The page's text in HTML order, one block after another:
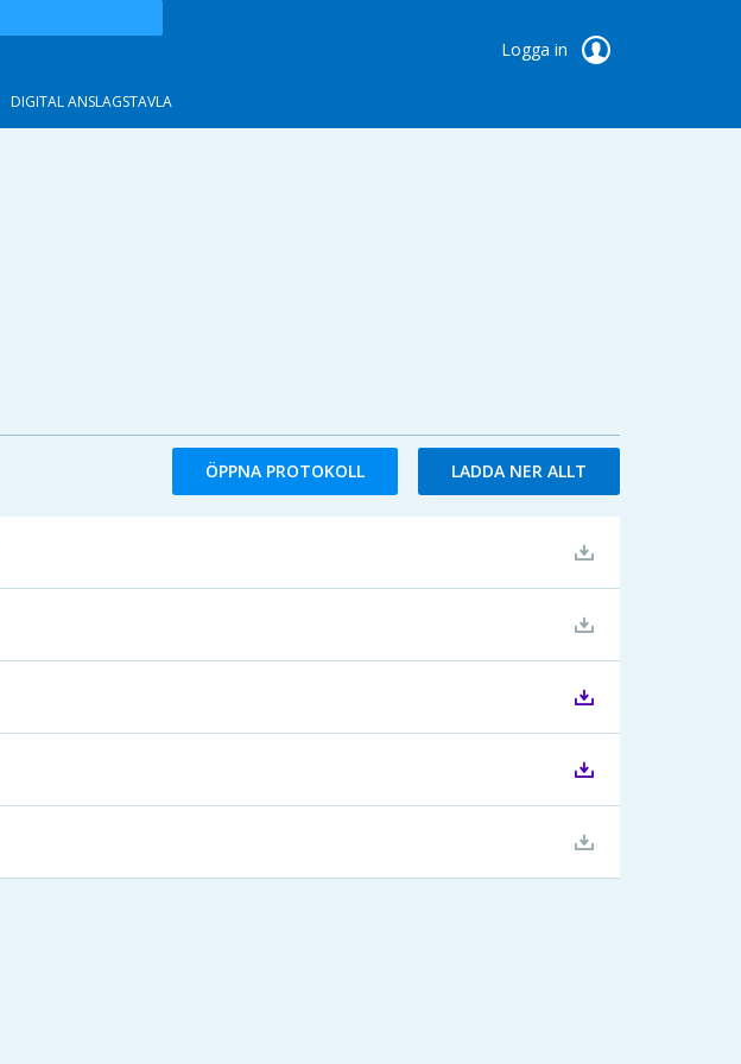
Logga in
DIGITAL ANSLAGSTAVLA
ÖPPNA PROTOKOLL LADDA NER ALLT